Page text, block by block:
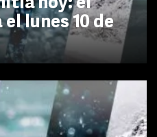
hoy: el
lunes 10 de